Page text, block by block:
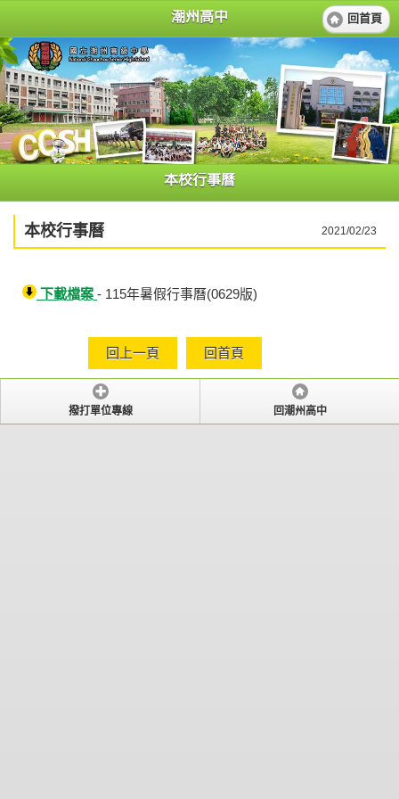
潮州高中 回首頁
本校行事曆
本校行事曆 2021/02/23
下載檔案 - 115年暑假行事曆(0629版)
回上一頁 回首頁
撥打單位專線 回潮州高中